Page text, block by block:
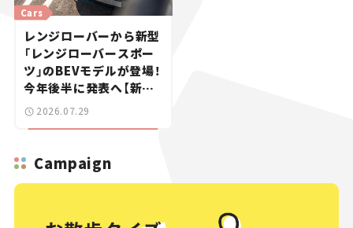
Cars
レンジローバーから新型
「レンジローバースポー
ツ」のBEVモデルが登場！
今年後半に発表へ【新車
ニュース】
2026.07.29
Campaign